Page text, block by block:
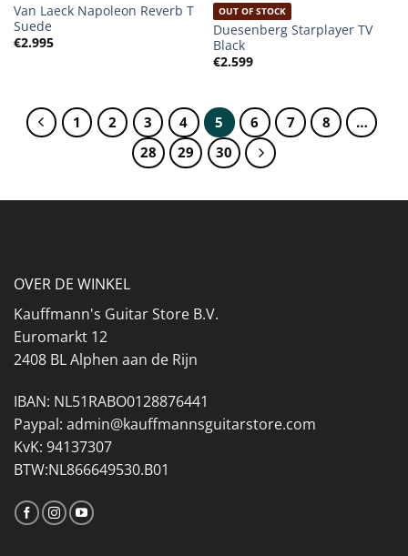
Van Laeck Napoleon Reverb T
Suede
€2.995
OUT OF STOCK
Duesenberg Starplayer TV
Black
€2.599
1 2 3 4 5 6 7 8
…
28
29 30
OVER DE WINKEL
Kauffmann's Guitar Store B.V.
Euromarkt 12
2408 BL Alphen aan de Rijn
IBAN: NL51RABO0128876441
Paypal: admin@kauffmannsguitarstore.com
KvK: 94137307
BTW:NL866649530.B01